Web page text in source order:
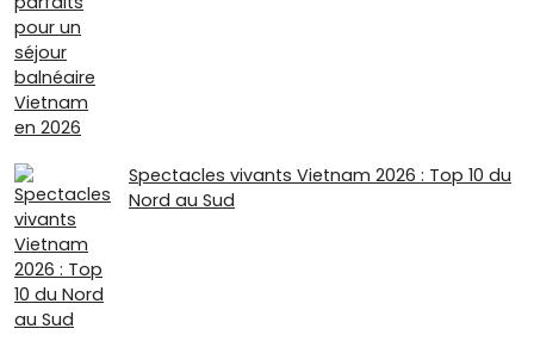
Spectacles vivants Vietnam 2026 : Top 10 du
Nord au Sud